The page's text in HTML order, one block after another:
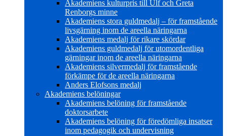
Akademiens kulturpris till Ulf och Greta
Renborgs minne
Akademiens stora guldmedalj – för framstående
livsgärning inom de areella näringarna
Akademiens medalj för rikare skördar
Akademiens guldmedalj för utomordentliga
gärningar inom de areella näringarna
Akademiens silvermedalj för framstående
förkämpe för de areella näringarna
Anders Elofsons medalj
Akademiens belöningar
Akademiens belöning för framstående
doktorsarbete
Akademiens belöning för föredömliga insatser
inom pedagogik och undervisning